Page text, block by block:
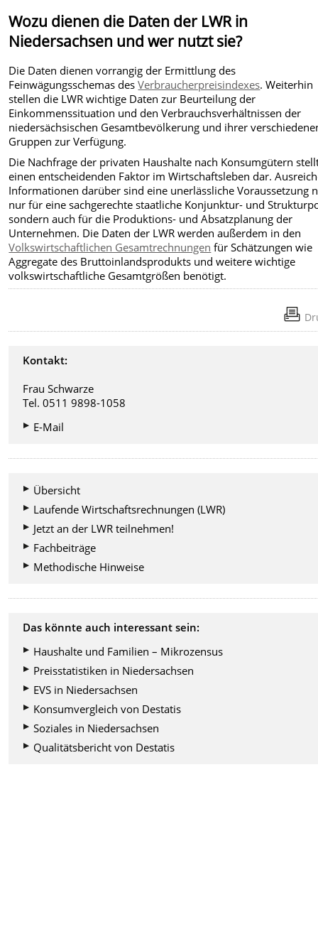
Wozu dienen die Daten der LWR in
Niedersachsen und wer nutzt sie?
Die Daten dienen vorrangig der Ermittlung des
Feinwägungsschemas desVerbraucherpreisindexes. Weiterhin
stellen die LWR wichtige Daten zur Beurteilung der
Einkommenssituation und den Verbrauchsverhältnissen der
niedersächsischen Gesamtbevölkerung und ihrer
Gruppen zur Verfügung.
Die Nachfrage der privaten Haushalte nach Konsumgütern
einen entscheidenden Faktor im Wirtschaftsleben dar.
Informationen darüber sind eine unerlässliche Voraussetzung
nur für eine sachgerechte staatliche Konjunktur- und
sondern auch für die Produktions- und Absatzplanung der
Unternehmen. Die Daten der LWR werden außerdem in den
Volkswirtschaftlichen Gesamtrechnungen für Schätzungen wie
Aggregate des Bruttoinlandsprodukts und weitere wichtige
volkswirtschaftliche Gesamtgrößen benötigt.
Kontakt:
Frau Schwarze
Tel. 0511 9898-1058
E-Mail
Übersicht
Laufende Wirtschaftsrechnungen (LWR)
Jetzt an der LWR teilnehmen!
Fachbeiträge
Methodische Hinweise
Das könnte auch interessant sein:
Haushalte und Familien – Mikrozensus
Preisstatistiken in Niedersachsen
EVS in Niedersachsen
Konsumvergleich von Destatis
Soziales in Niedersachsen
Qualitätsbericht von Destatis